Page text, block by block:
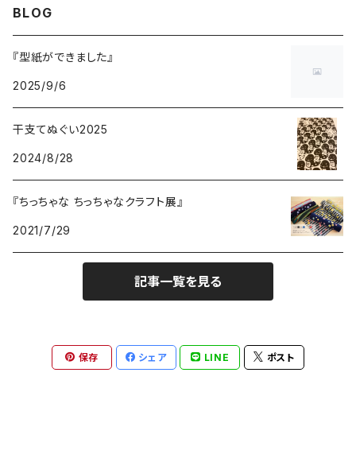
BLOG
『型紙ができました』
2025/9/6
干支てぬぐい2025
2024/8/28
『ちっちゃな ちっちゃなクラフト展』
2021/7/29
記事一覧を見る
保存 シェア LINE ポスト